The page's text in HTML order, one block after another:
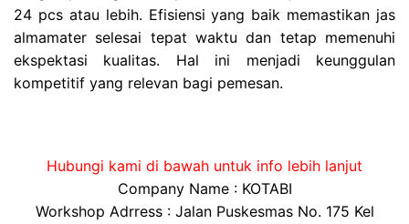
24 pcs atau lebih. Efisiensi yang baik memastikan jas
almamater selesai tepat waktu dan tetap memenuhi
ekspektasi kualitas. Hal ini menjadi keunggulan
kompetitif yang relevan bagi pemesan.
Hubungi kami di bawah untuk info lebih lanjut
Company Name : KOTABI
Workshop Adrress : Jalan Puskesmas No. 175 Kel